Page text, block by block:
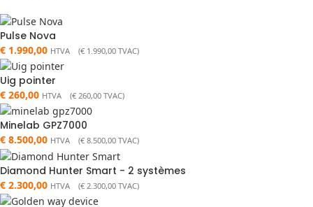
Pulse Nova
€ 1.990,00 HTVA (€ 1.990,00 TVAC)
Uig pointer
€ 260,00 HTVA (€ 260,00 TVAC)
Minelab GPZ7000
€ 8.500,00 HTVA (€ 8.500,00 TVAC)
Diamond Hunter Smart - 2 systèmes
€ 2.300,00 HTVA (€ 2.300,00 TVAC)